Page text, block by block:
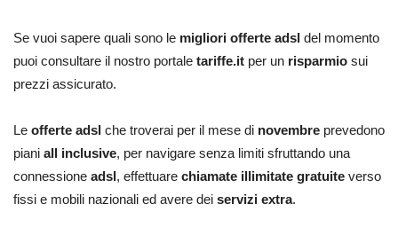
Se vuoi sapere quali sono le migliori offerte adsl del momento
puoi consultare il nostro portale tariffe.it per un risparmio sui
prezzi assicurato.
Le offerte adsl che troverai per il mese di novembre prevedono
piani all inclusive, per navigare senza limiti sfruttando una
connessione adsl, effettuare chiamate illimitate gratuite verso
fissi e mobili nazionali ed avere dei servizi extra.